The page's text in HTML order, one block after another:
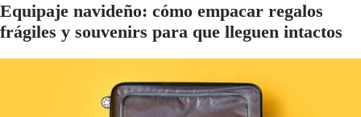
Equipaje navideño: cómo empacar regalos
frágiles y souvenirs para que lleguen intactos